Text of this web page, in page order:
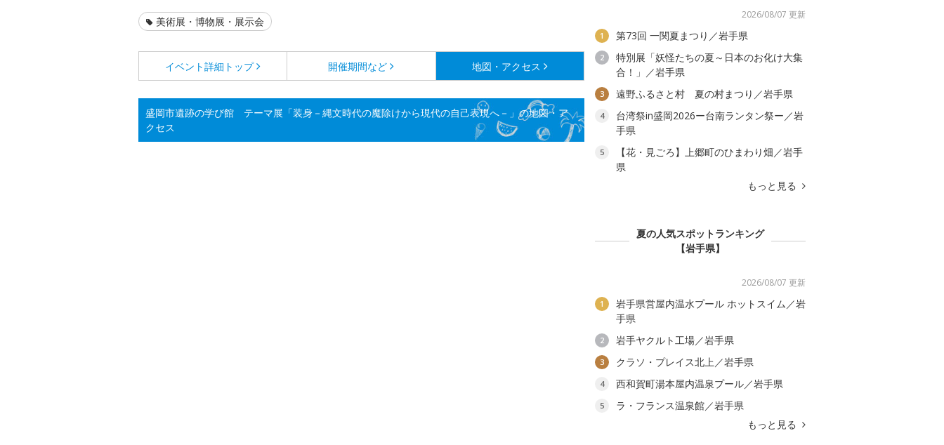
美術展・博物展・展示会
イベント詳細 トップ 開催期間など 地図・アクセス
盛岡市遺跡の学び館 テーマ展「装身－縄文時代の魔除けから現代の自己表現へ－」の地図・ア
クセス
2026/08/07 更新
1 第73回 一関夏まつり／岩手県
2
特別展「妖怪たちの夏～日本のお化け大集
合！」／岩手県
3 遠野ふるさと村 夏の村まつり／岩手県
4
台湾祭in盛岡2026ー台南ランタン祭ー／岩
手県
5
【花・見ごろ】上郷町のひまわり畑／岩手
県
もっと見る
夏の人気スポットランキング
【岩手県】
2026/08/07 更新
1
岩手県営屋内温水プール ホットスイム／岩
手県
2 岩手ヤクルト工場／岩手県
3 クラソ・プレイス北上／岩手県
4 西和賀町湯本屋内温泉プール／岩手県
5
ラ・フランス温泉館／岩手県
もっと見る